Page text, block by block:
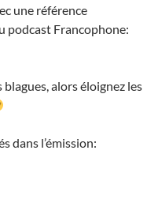
une référence
podcast Francophone:
blagues, alors éloignez les
dans l’émission: